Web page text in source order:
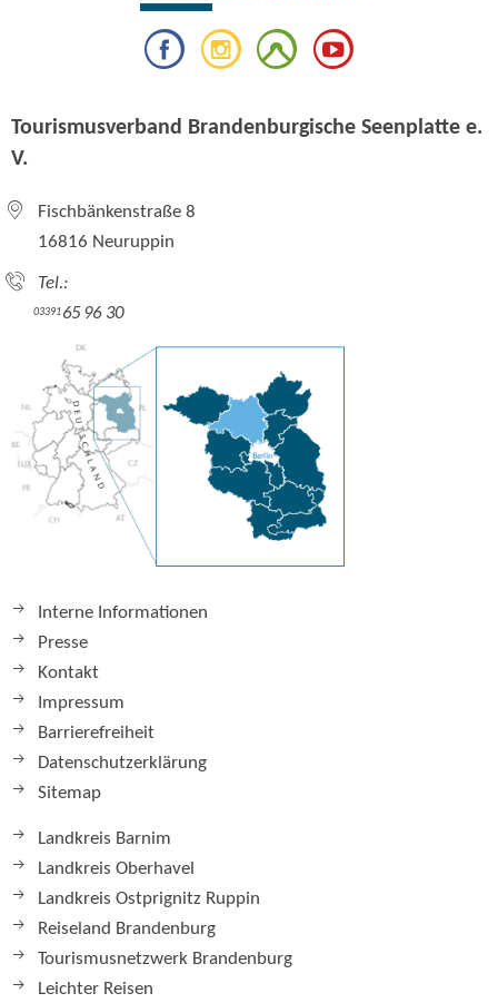
Tourismusverband Brandenburgische Seenplatte e.
V.
Fischbänkenstraße 8
16816 Neuruppin
Tel.:
0339165 96 30
Interne Informationen
Presse
Kontakt
Impressum
Barrierefreiheit
Datenschutzerklärung
Sitemap
Landkreis Barnim
Landkreis Oberhavel
Landkreis Ostprignitz Ruppin
Reiseland Brandenburg
Tourismusnetzwerk Brandenburg
Leichter Reisen